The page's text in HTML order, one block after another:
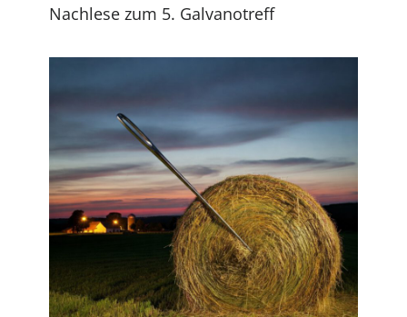
Nachlese zum 5. Galvanotreff